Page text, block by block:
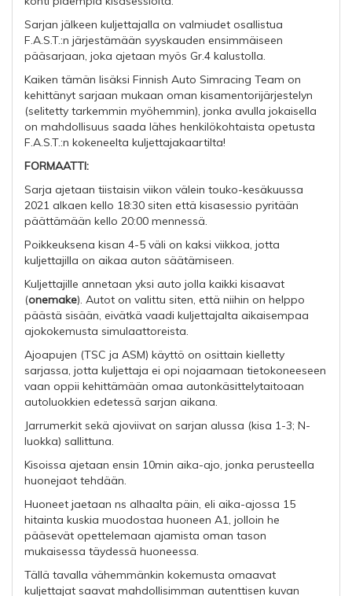
Sarjan jälkeen kuljettajalla on valmiudet osallistua
F.A.S.T.:n järjestämään syyskauden ensimmäiseen
pääsarjaan, joka ajetaan myös Gr.4 kalustolla.
Kaiken tämän lisäksi Finnish Auto Simracing Team on
kehittänyt sarjaan mukaan oman kisamentorijärjestelyn
(selitetty tarkemmin myöhemmin), jonka avulla jokaisella
on mahdollisuus saada lähes henkilökohtaista opetusta
F.A.S.T.:n kokeneelta kuljettajakaartilta!
FORMAATTI:
Sarja ajetaan tiistaisin viikon välein touko-kesäkuussa
2021 alkaen kello 18:30 siten että kisasessio pyritään
päättämään kello 20:00 mennessä.
Poikkeuksena kisan 4-5 väli on kaksi viikkoa, jotta
kuljettajilla on aikaa auton säätämiseen.
Kuljettajille annetaan yksi auto jolla kaikki kisaavat
(onemake). Autot on valittu siten, että niihin on helppo
päästä sisään, eivätkä vaadi kuljettajalta aikaisempaa
ajokokemusta simulaattoreista.
Ajoapujen (TSC ja ASM) käyttö on osittain kielletty
sarjassa, jotta kuljettaja ei opi nojaamaan tietokoneeseen
vaan oppii kehittämään omaa autonkäsittelytaitoaan
autoluokkien edetessä sarjan aikana.
Jarrumerkit sekä ajoviivat on sarjan alussa (kisa 1-3; N-
luokka) sallittuna.
Kisoissa ajetaan ensin 10min aika-ajo, jonka perusteella
huonejaot tehdään.
Huoneet jaetaan ns alhaalta päin, eli aika-ajossa 15
hitainta kuskia muodostaa huoneen A1, jolloin he
pääsevät opettelemaan ajamista oman tason
mukaisessa täydessä huoneessa.
Tällä tavalla vähemmänkin kokemusta omaavat
kuljettajat saavat mahdollisimman autenttisen kuvan